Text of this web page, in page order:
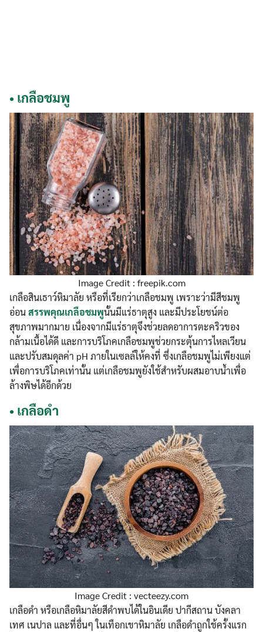
• เกลือชมพู
Image Credit : freepik.com
เกลือสินเธาว์หิมาลัย หรือที่เรียกว่าเกลือชมพู เพราะว่ามีสีชมพู
อ่อนสรรพคุณเกลือชมพูนั้นมีแร่ธาตุสูง และมีประโยชน์ต่อ
สุขภาพมากมาย เนื่องจากมีแร่ธาตุจึงช่วยลดอาการตะคริวของ
กล้ามเนื้อได้ดี และการบริโภคเกลือชมพูช่วยกระตุ้นการไหลเวียน
และปรับสมดุลค่า pH ภายในเซลล์ให้คงที่ ซึ่งเกลือชมพูไม่เพียงแต่
เพื่อการบริโภคเท่านั้น แต่เกลือชมพูยังใช้สำหรับผสมอาบน้ำเพื่อ
ล้างพิษได้อีกด้วย
• เกลือดำ
Image Credit : vecteezy.com
เกลือดำ หรือเกลือหิมาลัยสีดำพบได้ในอินเดีย ปากีสถาน บังคลา
เทศ เนปาล และที่อื่นๆ ในเทือกเขาหิมาลัย เกลือดำถูกใช้ครั้งแรก